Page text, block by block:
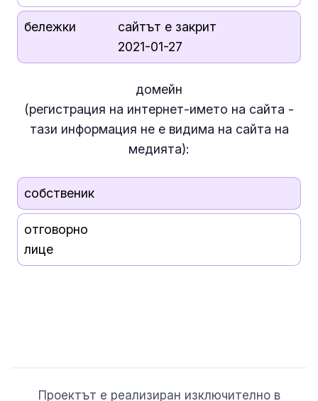
бележки
сайтът е закрит
2021-01-27
домейн
(регистрация на интернет-името на сайта -
тази информация не евидима на сайта на
медията):
собственик
отговорно
лице
Проектът е реализиран изключително в